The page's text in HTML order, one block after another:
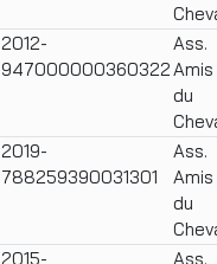
2012-
947000000360322
Ass.
Amis
du
2019-
788259390031301
Ass.
Amis
du
2015- Ass.